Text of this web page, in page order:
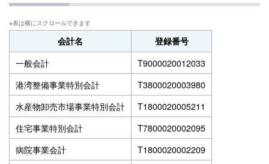
会計名 登録番号
一般会計
T9000020012033
港湾整備事業特別会計
T3800020003980
水産物卸売市場事業特別会計
T1800020005211
住宅事業特別会計
T7800020002095
病院事業会計
T1800020002209